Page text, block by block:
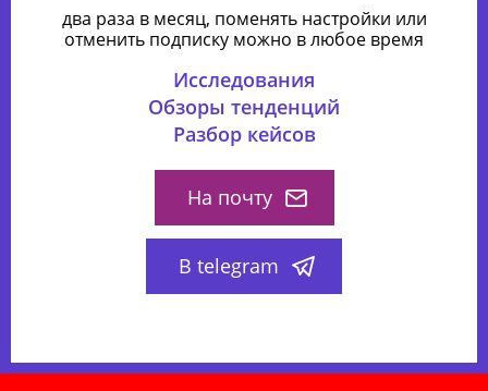
два раза в месяц, поменять настройки или
отменить подписку можно в любое время
Исследования
Обзоры тенденций
Разбор кейсов
На почту
В telegram